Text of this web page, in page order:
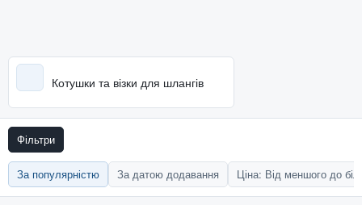
Котушки та візки для шлангів
Фільтри
За популярністю За датою додавання Ціна: Від меншого до